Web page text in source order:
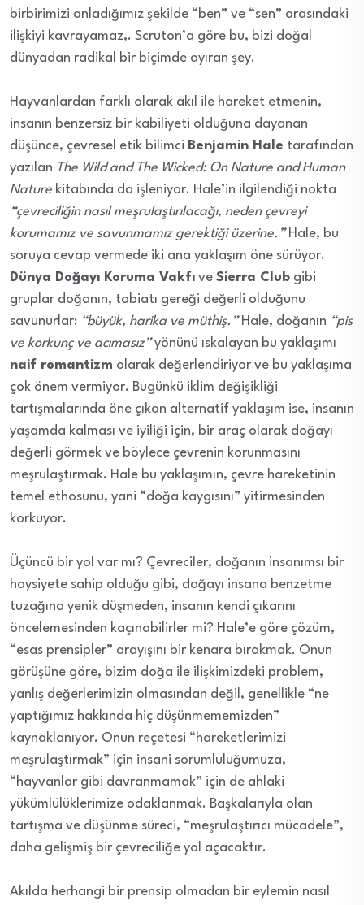
birbirimizi anladığımız şekilde “ben” ve “sen” arasındaki
ilişkiyi kavrayamaz,. Scruton’a göre bu, bizi doğal
dünyadan radikal bir biçimde ayıran şey.
Hayvanlardan farklı olarak akıl ile hareket etmenin,
insanın benzersiz bir kabiliyeti olduğuna dayanan
düşünce, çevresel etik bilimci Benjamin Hale tarafından
yazılan The Wild and The Wicked: On Nature and Human
Nature kitabında da işleniyor. Hale’in ilgilendiği nokta
“çevreciliğin nasıl meşrulaştırılacağı, neden çevreyi
korumamız ve savunmamız gerektiği üzerine.”Hale, bu
soruya cevap vermede iki ana yaklaşım öne sürüyor.
Dünya Doğayı Koruma Vakfı ve Sierra Club gibi
gruplar doğanın, tabiatı gereği değerli olduğunu
savunurlar: “büyük, harika ve müthiş.”Hale, doğanın “pis
ve korkunç ve acımasız”yönünü ıskalayan bu yaklaşımı
naif romantizm olarak değerlendiriyor ve bu yaklaşıma
çok önem vermiyor. Bugünkü iklim değişikliği
tartışmalarında öne çıkan alternatif yaklaşım ise, insanın
yaşamda kalması ve iyiliği için, bir araç olarak doğayı
değerli görmek ve böylece çevrenin korunmasını
meşrulaştırmak. Hale bu yaklaşımın, çevre hareketinin
temel ethosunu, yani “doğa kaygısını” yitirmesinden
korkuyor.
Üçüncü bir yol var mı? Çevreciler, doğanın insanımsı bir
haysiyete sahip olduğu gibi, doğayı insana benzetme
tuzağına yenik düşmeden, insanın kendi çıkarını
öncelemesinden kaçınabilirler mi? Hale’e göre çözüm,
“esas prensipler” arayışını bir kenara bırakmak. Onun
görüşüne göre, bizim doğa ile ilişkimizdeki problem,
yanlış değerlerimizin olmasından değil, genellikle “ne
yaptığımız hakkında hiç düşünmememizden”
kaynaklanıyor. Onun reçetesi “hareketlerimizi
meşrulaştırmak” için insani sorumluluğumuza,
“hayvanlar gibi davranmamak” için de ahlaki
yükümlülüklerimize odaklanmak. Başkalarıyla olan
tartışma ve düşünme süreci, “meşrulaştırıcı mücadele”,
daha gelişmiş bir çevreciliğe yol açacaktır.
Akılda herhangi bir prensip olmadan bir eylemin nasıl